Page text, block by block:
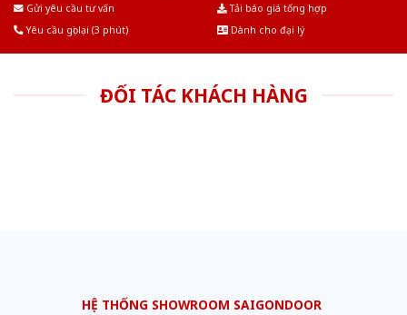
Gửi yêu cầu tư vấn
Tải báo giá tổng hợp
Yêu cầu gọi lại (3 phút)
Dành cho đại lý
ĐỐI TÁC KHÁCH HÀNG
HỆ THỐNG SHOWROOM SAIGONDOOR